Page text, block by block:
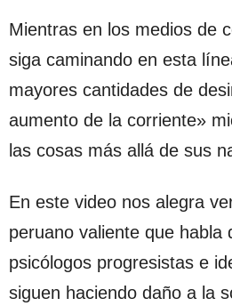
Mientras en los medios de
siga caminando en esta
mayores cantidades de
aumento de la corriente»
las cosas más allá de sus
En este video nos alegra
peruano valiente que habla
psicólogos progresistas e
siguen haciendo daño a la